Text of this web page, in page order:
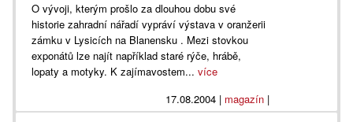
O vývoji, kterým prošlo za dlouhou dobu své
historie zahradní nářadí vypráví výstava v oranžerii
zámku v Lysicích na Blanensku . Mezi stovkou
exponátů lze najít například staré rýče, hrábě,
lopaty a motyky. K zajímavostem... více
17.08.2004| magazín|